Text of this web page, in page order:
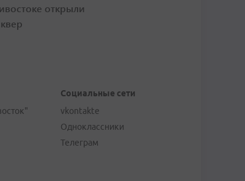
открыли
Социальные сети
vkontakte
Одноклассники
Телеграм